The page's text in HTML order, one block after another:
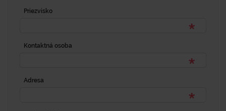
Priezvisko
Kontaktná osoba
Adresa